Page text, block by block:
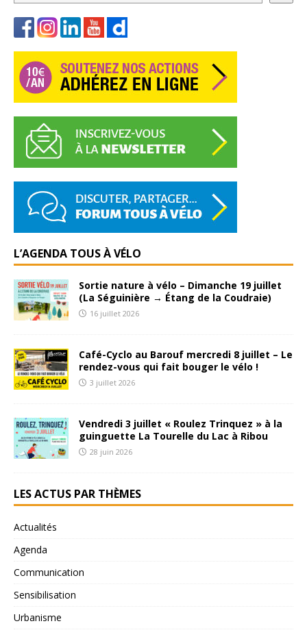
L’AGENDA TOUS À VÉLO
Sortie nature à vélo – Dimanche 19 juillet
(La Séguinière → Étang de la Coudraie)
16 juillet 2026
Café-Cyclo au Barouf mercredi 8 juillet – Le
rendez-vous qui fait bouger le vélo !
3 juillet 2026
Vendredi 3 juillet « Roulez Trinquez » à la
guinguette La Tourelle du Lac à Ribou
28 juin 2026
LES ACTUS PAR THÈMES
Actualités
Agenda
Communication
Sensibilisation
Urbanisme